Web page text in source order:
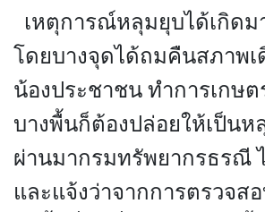
เหตุการณ์หลุมยุบได้เกิดม
โดยบางจุดได้ถมคืนสภาพ
น้องประชาชน ทำการเกษต
บางพื้นก็ต้องปล่อยให้เป็น
ผ่านมากรมทรัพยากรธรณี
และแจ้งว่าจากการตรวจส